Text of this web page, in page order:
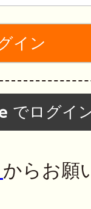
でログイ
からお願